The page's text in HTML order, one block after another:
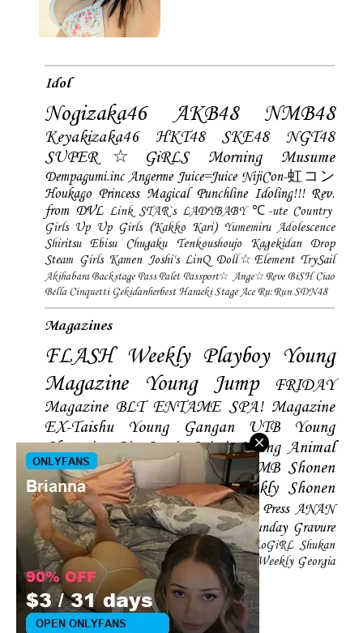
Idol
Nogizaka46 AKB48 NMB48
Keyakizaka46 HKT48 SKE48
NGT48
SUPER☆GiRLS
Morning Musume
Dempagumi.inc Angerme Juice=Juice NijiCon-虹コン
Houkago Princess Magical Punchline Idoling!!! Rev.
from DVL Link STAR`s LADYBABY ℃-ute Country
Girls Up Up Girls (Kakko Kari) Yumemiru Adolescence
Shiritsu Ebisu Chugaku
Tenkoushoujo Kagekidan
Drop
Steam Girls Kamen Joshi's LinQ Doll☆Element TrySail
Akihabara Backstage Pass Palet Passport☆ Ange☆Reve BiSH Ciao
Bella Cinquetti Gekidanherbest Haraeki Stage Ace Ru:Run SDN48
Magazines
FLASH Weekly Playboy Young
Magazine
Young Jump
FRIDAY
Magazine BLT ENTAME SPA! Magazine
EX-Taishu
Young Gangan UTB
Young
Champion Big Comic Spirtis Young Animal
Shonen Magazine BUBKA BOMB Shonen
Champion Manga Action Weekly Shonen
Sunday Photobooks BRODY Hustle Press ANAN
Magazine
SMART Magazine Young Sunday Gravure
The Television CD&DL My Girl Daily LoGiRL Shukan
Taishu Girls! Magazine Soccer Game King Weekly Georgia
Sunday Magazine Mery Magazine